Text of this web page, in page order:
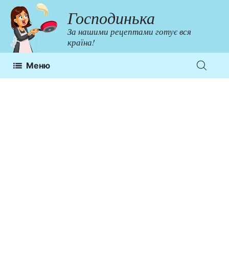
Перейти
до
контенту
Господинька
За нашими рецептами готує вся
країна!
Меню